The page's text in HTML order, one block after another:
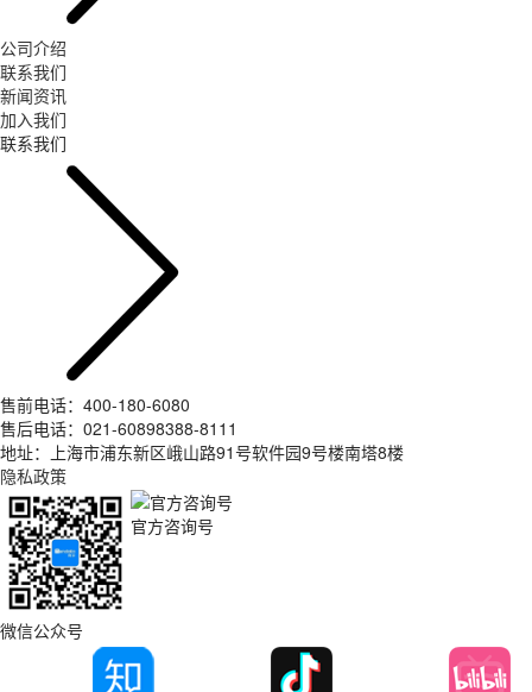
公司介绍
联系我们
新闻资讯
加入我们
联系我们
售前电话：400-180-6080
售后电话：021-60898388-8111
地址：上海市浦东新区峨山路91号软件园9号楼南塔8楼
隐私政策
微信公众号
官方咨询号